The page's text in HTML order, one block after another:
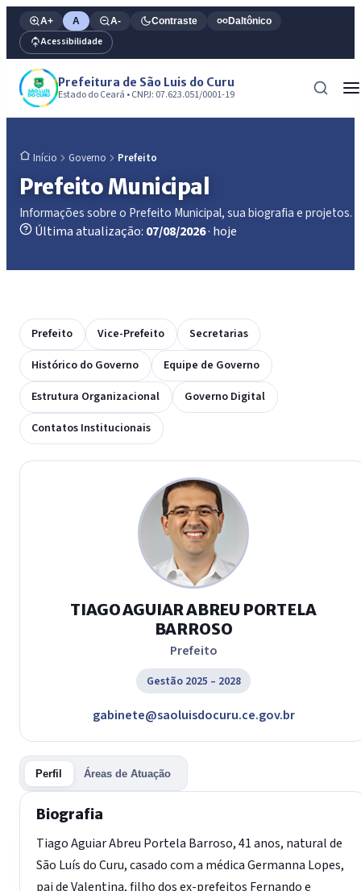
A+ A A- Contraste Daltônico
Acessibilidade
Prefeitura de São Luis do Curu
Estado do Ceará • CNPJ: 07.623.051/0001-19
Início Governo Prefeito
Prefeito Municipal
Informações sobre o Prefeito Municipal, sua biografia e projetos.
Última atualização: 07/08/2026· hoje
Prefeito Vice-Prefeito
Secretarias
Histórico do Governo
Equipe de Governo
Estrutura Organizacional
Governo Digital
Contatos Institucionais
TIAGO AGUIAR ABREU PORTELA
BARROSO
Prefeito
Gestão 2025 – 2028
gabinete@saoluisdocuru.ce.gov.br
Perfil Áreas de Atuação
Biografia
Tiago Aguiar Abreu Portela Barroso, 41 anos, natural de
São Luís do Curu, casado com a médica Germanna Lopes,
pai de Valentina, filho dos ex-prefeitos Fernando e